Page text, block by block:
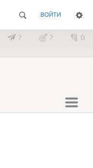
ВОЙТИ
? ?
0